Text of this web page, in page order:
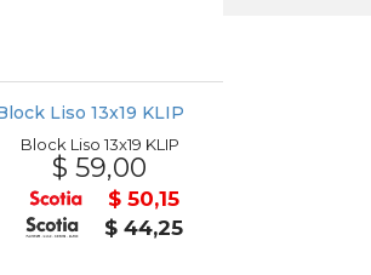
Block Liso 13x19 KLIP
$ 59,00
$ 50,15
$ 44,25